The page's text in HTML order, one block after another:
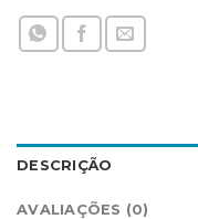
DESCRIÇÃO
AVALIAÇÕES (0)